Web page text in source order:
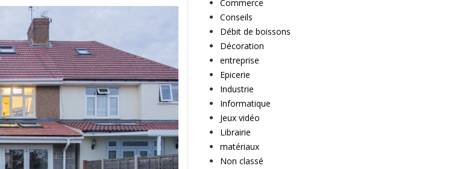
Commerce
Conseils
Débit de boissons
Décoration
entreprise
Epicerie
Industrie
Informatique
Jeux vidéo
Librairie
matériaux
Non classé